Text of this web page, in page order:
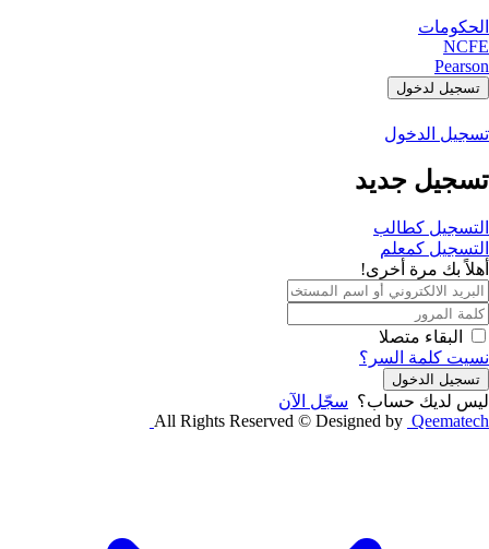
الحكومات
NCFE
Pearson
تسجيل لدخول
تسجيل الدخول
تسجيل جديد
التسجيل كطالب
التسجيل كمعلم
أهلاً بك مرة أخرى!
البقاء متصلا
نسيت كلمة السر؟
تسجيل الدخول
ليس لديك حساب؟ سجّل الآن
All Rights Reserved © Designed by Qeematech